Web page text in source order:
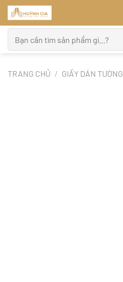
Bỏ
qua
nội
dung
kiếm:
TRANG CHỦ / GIẤY DÁN TƯỜNG